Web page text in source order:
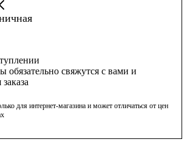
свяжутся с вами и
для интернет-магазина и может отличаться от цен